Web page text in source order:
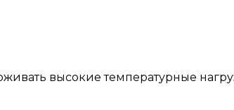
высокие температурные